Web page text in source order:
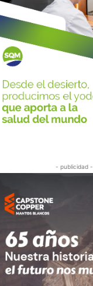
- publicidad -